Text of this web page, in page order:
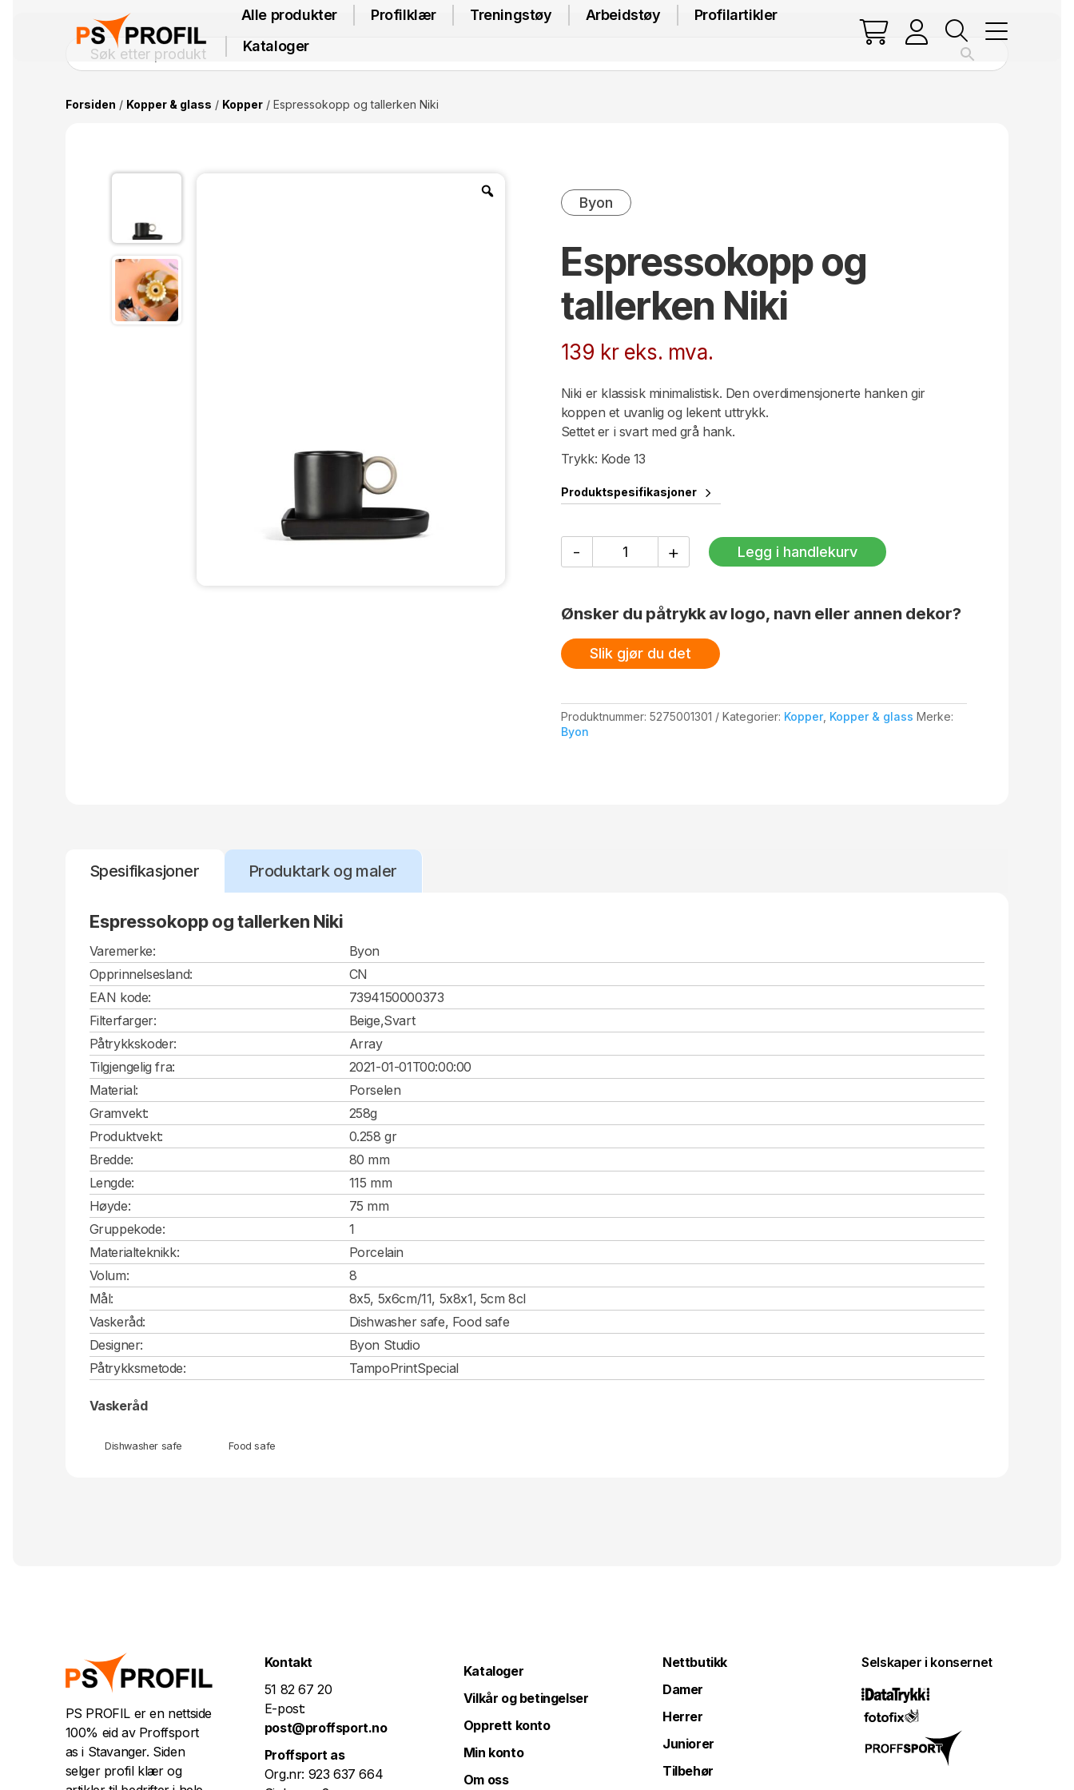
Alle produkter Profilklær Treningstøy Arbeidstøy
Profilartikler
Kataloger
Forsiden / Kopper & glass / Kopper/ Espressokopp og tallerken Niki
Byon
Espressokopp og
tallerken Niki
139 kr eks. mva.
Niki er klassisk minimalistisk. Den overdimensjonerte hanken gir
koppen et uvanlig og lekent uttrykk.
Settet er i svart med grå hank.
Trykk: Kode 13
Produktspesifikasjoner
-
og
+ Legg i handlekurv
Ønsker du påtrykk av logo, navn eller annen dekor?
Slik gjør du det
Produktnummer: 5275001301 Kategorier: Kopper, Kopper & glass Merke:
Byon
Spesifikasjoner Produktark og maler
Espressokopp og tallerken Niki
Varemerke:
Byon
Opprinnelsesland:
CN
EAN kode:
7394150000373
Filterfarger:
Beige,Svart
Påtrykkskoder:
Array
Tilgjengelig fra:
2021-01-01T00:00:00
Material:
Porselen
Gramvekt:
258g
Produktvekt:
0.258 gr
Bredde:
80 mm
Lengde:
115 mm
Høyde:
75 mm
Gruppekode:
1
Materialteknikk:
Porcelain
Volum:
8
Mål:
8x5, 5x6cm/11, 5x8x1, 5cm 8cl
Vaskeråd:
Dishwasher safe, Food safe
Designer:
Byon Studio
Påtrykksmetode:
TampoPrintSpecial
Vaskeråd
Dishwasher safe Food safe
PS PROFIL er en nettside
100% eid av Proffsport
as i Stavanger. Siden
selger profil klær og
Kontakt
51 82 67 20
E-post:
post@proffsport.no
Proffsport as
Org.nr: 923 637 664
Kataloger
Vilkår og betingelser
Opprett konto
Min konto
Om oss
Nettbutikk
Damer
Herrer
Juniorer
Tilbehør
Selskaper i konsernet